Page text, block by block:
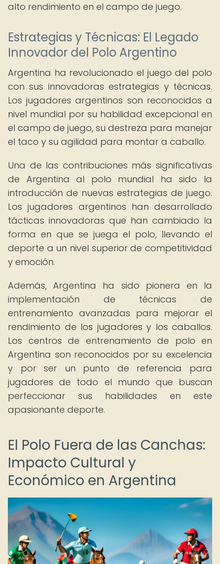
alto rendimiento en el campo de juego.
Estrategias y Técnicas: El Legado
Innovador del Polo Argentino
Argentina ha revolucionado el juego del polo
con sus innovadoras estrategias y técnicas.
Los jugadores argentinos son reconocidos a
nivel mundial por su habilidad excepcional en
el campo de juego, su destreza para manejar
el taco y su agilidad para montar a caballo.
Una de las contribuciones más significativas
de Argentina al polo mundial ha sido la
introducción de nuevas estrategias de juego.
Los jugadores argentinos han desarrollado
tácticas innovadoras que han cambiado la
forma en que se juega el polo, llevando el
deporte a un nivel superior de competitividad
y emoción.
Además, Argentina ha sido pionera en la
implementación de técnicas de
entrenamiento avanzadas para mejorar el
rendimiento de los jugadores y los caballos.
Los centros de entrenamiento de polo en
Argentina son reconocidos por su excelencia
y por ser un punto de referencia para
jugadores de todo el mundo que buscan
perfeccionar sus habilidades en este
apasionante deporte.
El Polo Fuera de las Canchas:
Impacto Cultural y
Económico en Argentina